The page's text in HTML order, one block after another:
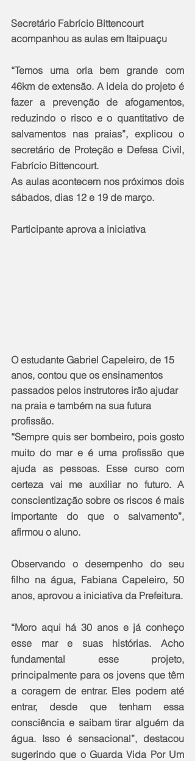
Secretário Fabrício Bittencourt
acompanhou as aulas em Itaipuaçu
“Temos uma orla bem grande com
46km de extensão. A ideia do projeto é
fazer a prevenção de afogamentos,
reduzindo o risco e o quantitativo de
salvamentos nas praias”, explicou o
secretário de Proteção e Defesa Civil,
Fabrício Bittencourt.
As aulas acontecem nos próximos dois
sábados, dias 12 e 19 de março.
Participante aprova a iniciativa
O estudante Gabriel Capeleiro, de 15
anos, contou que os ensinamentos
passados pelos instrutores irão ajudar
na praia e também na sua futura
profissão.
“Sempre quis ser bombeiro, pois gosto
muito do mar e é uma profissão que
ajuda as pessoas. Esse curso com
certeza vai me auxiliar no futuro. A
conscientização sobre os riscos é mais
importante do que o salvamento”,
afirmou o aluno.
Observando o desempenho do seu
filho na água, Fabiana Capeleiro, 50
anos, aprovou a iniciativa da Prefeitura.
“Moro aqui há 30 anos e já conheço
esse mar e suas histórias. Acho
fundamental esse projeto,
principalmente para os jovens que têm
a coragem de entrar. Eles podem até
entrar, desde que tenham essa
consciência e saibam tirar alguém da
água. Isso é sensacional”, destacou
sugerindo que o Guarda Vida Por Um